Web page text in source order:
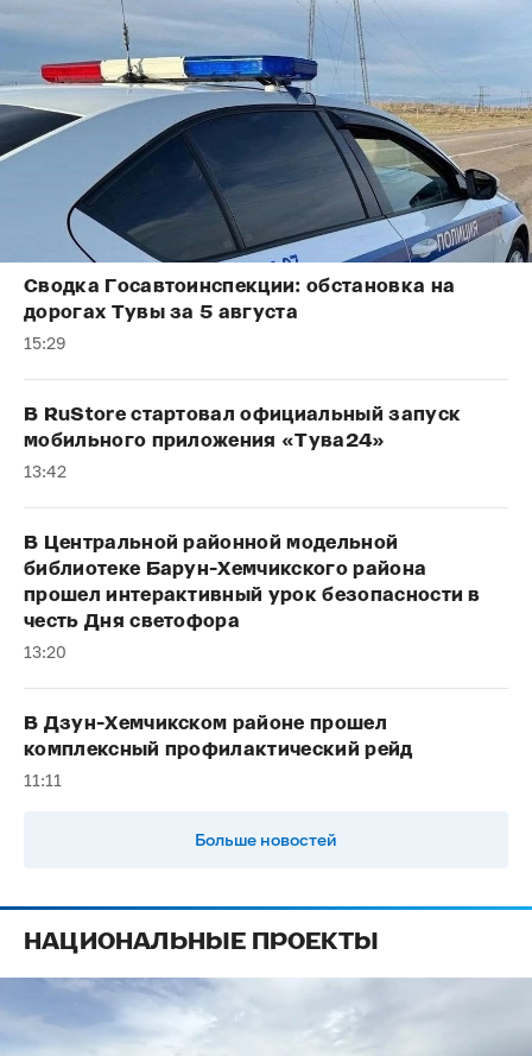
Сводка Госавтоинспекции: обстановка на
дорогах Тувы за 5 августа
15:29
В RuStore стартовал официальный запуск
мобильного приложения «Тува24»
13:42
В Центральной районной модельной
библиотеке Барун-Хемчикского района
прошел интерактивный урок безопасности в
честь Дня светофора
13:20
В Дзун-Хемчикском районе прошел
комплексный профилактический рейд
11:11
Больше новостей
НАЦИОНАЛЬНЫЕ ПРОЕКТЫ